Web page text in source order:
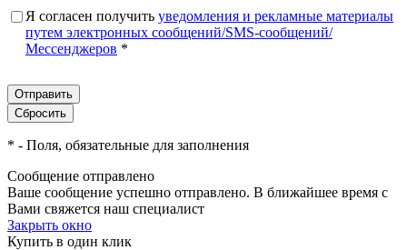
Я согласен получить уведомления и рекламные материалы
путем электронных сообщений/SMS-сообщений/
Мессенджеров *
* - Поля, обязательные для заполнения
Сообщение отправлено
Ваше сообщение успешно отправлено. В ближайшее время с
Вами свяжется наш специалист
Закрыть окно
Купить в один клик